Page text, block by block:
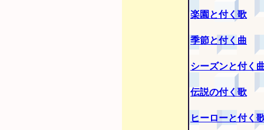
楽園と付く歌
季節と付く曲
シーズンと付く
伝説の付く歌
ヒーローと付く